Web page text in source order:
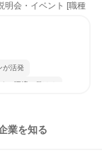
明会・イベント [職種
が活発
い環境で働ける
業を知る